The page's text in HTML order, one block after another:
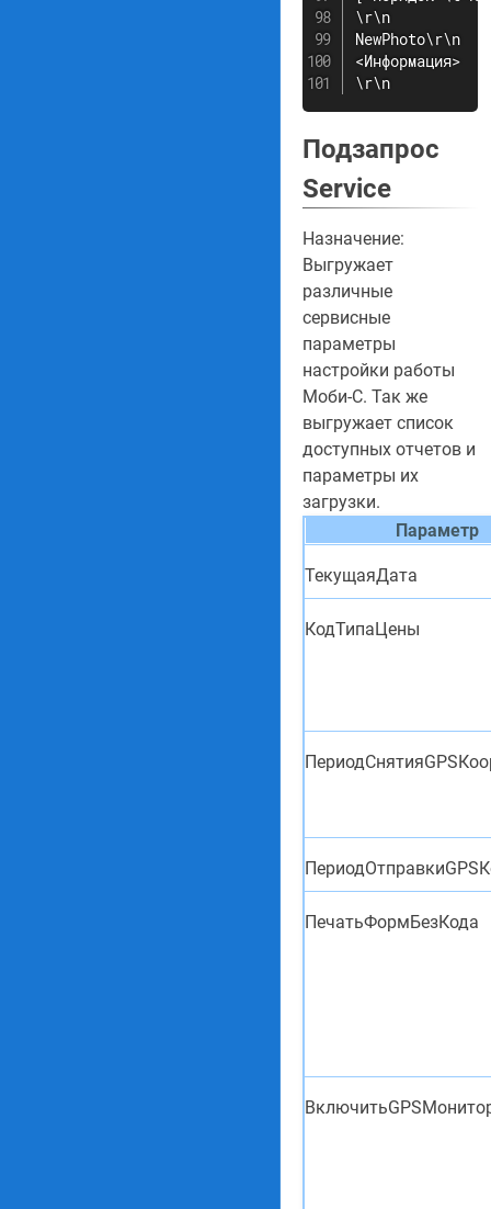
\r\n
NewPhoto\r\n
<Информация>
\r\n
Подзапрос
Service
Назначение:
Выгружает
различные
сервисные
параметры
настройки работы
Моби-С. Так же
выгружает список
доступных отчетов и
параметры их
загрузки.
Параметр
ТекущаяДата
КодТипаЦены
ПечатьФормБезКода